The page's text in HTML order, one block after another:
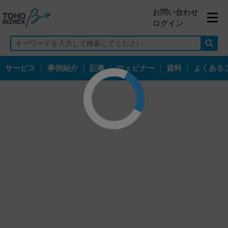
お問い合わせ
ログイン
サービス ｜ 事例紹介 ｜ 記事｜ウェビナー ｜ 資料 ｜ よくある